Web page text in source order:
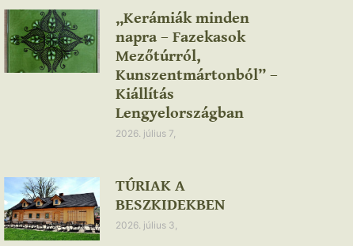
„Kerámiák minden
napra – Fazekasok
Mezőtúrról,
Kunszentmártonból” –
Kiállítás
Lengyelországban
2026. július 7,
TÚRIAK A
BESZKIDEKBEN
2026. július 3,